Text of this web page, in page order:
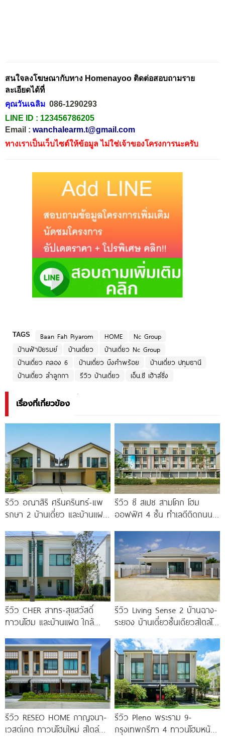
สนใจลงโฆษณากับทาง Homenayoo ติดต่อสอบถามราย
ละเอียดได้ที่
คุณวันเฉลิม 086-1290293
LINE ID : 123456786205
Email : wanchalearm.t@gmail.com
ทางเราเป็นเว็บไซต์ให้ข้อมูล ไม่ใช่เจ้าของโครงการนะครับ
TAGS Baan Fah Piyarom HOME
Nc Group
บ้านฟ้าปิยรมย์
บ้านเดี่ยว
บ้านเดี่ยว Nc Group
บ้านเดี่ยว คลอง 6
บ้านเดี่ยว บึงคำพร้อย
บ้านเดี่ยว ปทุมธานี
บ้านเดี่ยว ลำลูกกา
รีวิว บ้านเดี่ยว เอ็น.ซี เฮ้าส์ซิ่ง
เรื่องที่เกี่ยวข้อง
รีวิว อณาสิริ ศรีนครินทร์-แพ
รกษา 2 บ้านเดี่ยว และบ้านแฝด
รีวิว ซี สเปซ สามโคก โฮม
ออฟฟิศ 4 ชั้น ทำเลดีติดถนน
รีวิว CHER สาทร-สุขสวัสดิ์
ทาวน์โฮม และบ้านแฝด ใกล้
ใต้ สถานีแยกประชาอุทิศ เริ่ม
3.59
รีวิว Living Sense 2 บ้านฉาง-
ระยอง บ้านเดี่ยวชั้นเดียวสไตล์โม
มอเตอร์เวย์
รีวิว RESEO HOME กาญจนา-
เวสต์เกต ทาวน์โฮมใหม่ สไตล์
รีวิว Pleno พระราม 9-
กรุงเทพกรีฑา 4 ทาวน์โฮมหน้า